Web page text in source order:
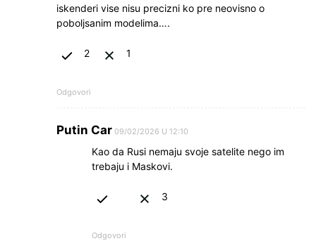
iskenderi vise nisu precizni ko pre neovisno o
poboljsanim modelima….
2 1
Odgovori
Putin Car 09/02/2026 U 12:10
Kao da Rusi nemaju svoje satelite nego im
trebaju i Maskovi.
3
Odgovori